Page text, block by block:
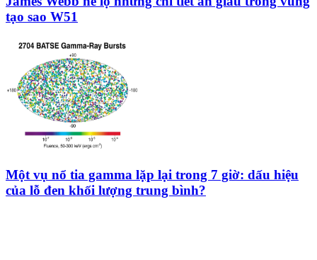
tạo sao W51
Một vụ nổ tia gamma lặp lại trong 7 giờ: dấu hiệu
của lỗ đen khối lượng trung bình?